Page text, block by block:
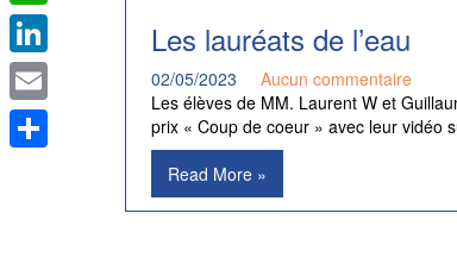
Les lauréats de l’eau
02/05/2023
Aucun commentaire
Les élèves de MM. Laurent W et
prix « Coup de coeur » avec leur vidéo
Read More »
WhatsApp
LinkedIn
Email